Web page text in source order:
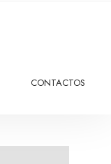
CONTACTOS